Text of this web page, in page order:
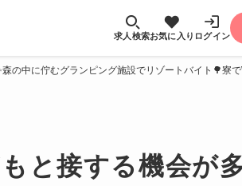
求人検索お気に入り ログイン
の中に佇むグランピング施設でリゾートバイト🌳寮
と接する機会が